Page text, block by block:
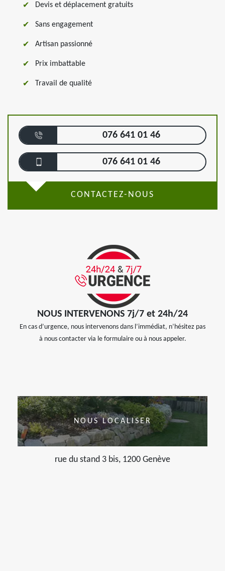
Devis et déplacement gratuits
Sans engagement
Artisan passionné
Prix imbattable
Travail de qualité
076 641 01 46
076 641 01 46
CONTACTEZ-NOUS
NOUS INTERVENONS 7j/7 et 24h/24
En cas d’urgence, nous intervenons dans l’immédiat, n’hésitez pas
à nous contacter via le formulaire ou à nous appeler.
NOUS LOCALISER
rue du stand 3 bis, 1200 Genève